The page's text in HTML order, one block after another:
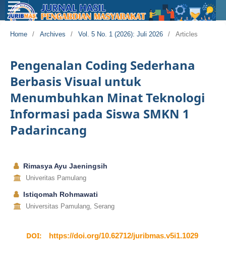
Home / Archives / Vol. 5 No. 1 (2026): Juli 2026 / Articles
Pengenalan Coding Sederhana
Berbasis Visual untuk
Menumbuhkan Minat Teknologi
Informasi pada Siswa SMKN 1
Padarincang
Rimasya Ayu Jaeningsih
Univeritas Pamulang
Istiqomah Rohmawati
Universitas Pamulang, Serang
DOI: https://doi.org/10.62712/juribmas.v5i1.1029